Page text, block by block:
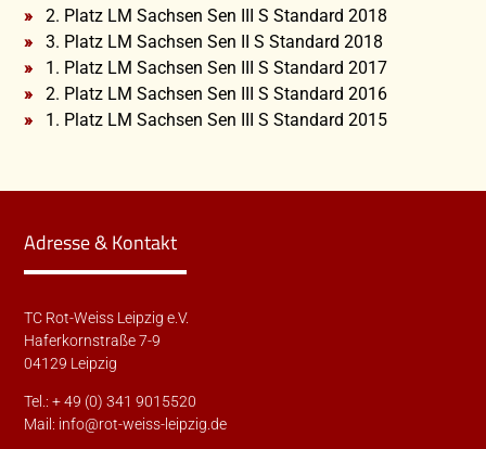
2. Platz LM Sachsen Sen III S Standard 2018
3. Platz LM Sachsen Sen II S Standard 2018
1. Platz LM Sachsen Sen III S Standard 2017
2. Platz LM Sachsen Sen III S Standard 2016
1. Platz LM Sachsen Sen III S Standard 2015
Adresse & Kontakt
TC Rot-Weiss Leipzig e.V.
Haferkornstraße 7-9
04129 Leipzig
Tel.: + 49 (0) 341 9015520
Mail: info@rot-weiss-leipzig.de